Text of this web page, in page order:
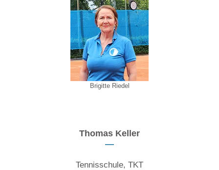
Brigitte Riedel
Thomas Keller
Tennisschule, TKT